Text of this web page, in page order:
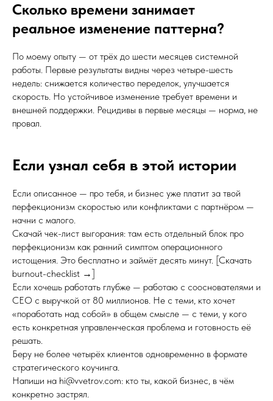
Сколько времени занимает
реальное изменение паттерна?
По моему опыту — от трёх до шести месяцев системной
работы. Первые результаты видны через четыре-шесть
недель: снижается количество переделок, улучшается
скорость. Но устойчивое изменение требует времени и
внешней поддержки. Рецидивы в первые месяцы — норма, не
провал.
Если узнал себя в этой истории
Если описанное — про тебя, и бизнес уже платит за твой
перфекционизм скоростью или конфликтами с партнёром —
начни с малого.
Скачай чек-лист выгорания: там есть отдельный блок про
перфекционизм как ранний симптом операционного
истощения. Это бесплатно и займёт десять минут. [Скачать
burnout-checklist →]
Если хочешь работать глубже — работаю с сооснователями и
CEO с выручкой от 80 миллионов. Не с теми, кто хочет
«поработать над собой» в общем смысле — с теми, у кого
есть конкретная управленческая проблема и готовность её
решать.
Беру не более четырёх клиентов одновременно в формате
стратегического коучинга.
Напиши на hi@vvetrov.com: кто ты, какой бизнес, в чём
конкретно застрял.